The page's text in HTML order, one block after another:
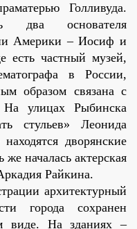
Голливуда.
два основателя
Америки – Иосиф и
есть частный музей,
в России,
образом связана с
На улицах Рыбинска
стульев» Леонида
дворянские
началась актерская
Райкина.
архитектурный
города сохранен
виде. На зданиях –